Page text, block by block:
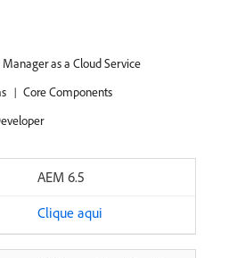
Manager as a Cloud Service
Core Components
AEM 6.5
Clique aqui